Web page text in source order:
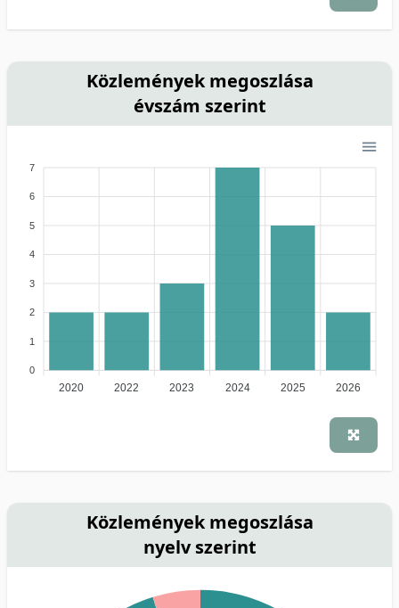
Közlemények megoszlása
évszám szerint
7
6
5
4
3
2
1
0
2020 2022 2023 2024 2025 2026
Közlemények megoszlása
nyelv szerint